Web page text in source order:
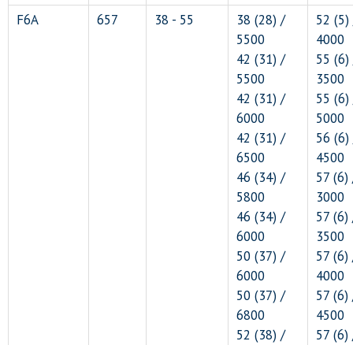
F6A
657 38 - 55
38 (28) /
5500
42 (31) /
5500
42 (31) /
6000
42 (31) /
6500
46 (34) /
5800
46 (34) /
6000
50 (37) /
6000
50 (37) /
6800
52 (38) /
52
4000
55
3500
55
5000
56
4500
57 (6)
3000
57 (6)
3500
57 (6)
4000
57 (6)
4500
57 (6)